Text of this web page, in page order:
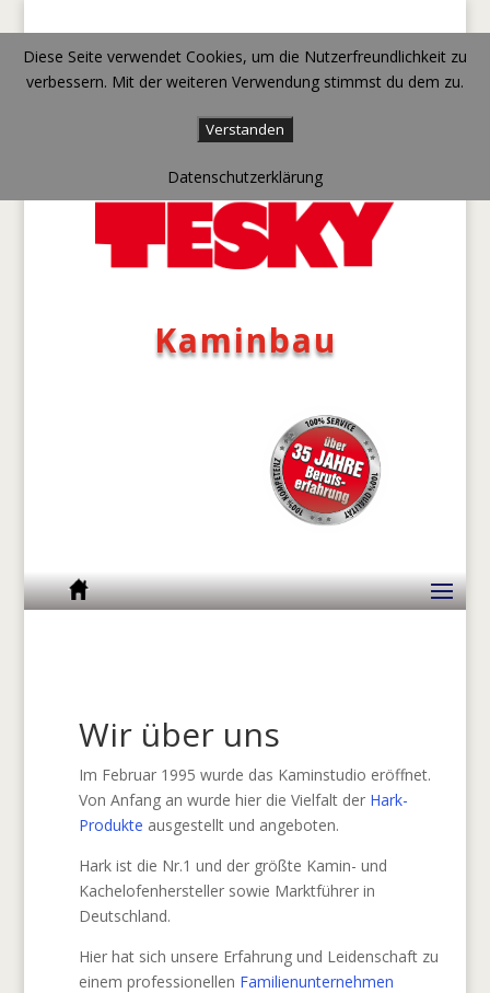
Kaminbau
Wir über uns
Im Februar 1995 wurde das Kaminstudio eröffnet.
Von Anfang an wurde hier die Vielfalt der Hark-
Produkte ausgestellt und angeboten.
Hark ist die Nr.1 und der größte Kamin- und
Kachelofenhersteller sowie Marktführer in
Deutschland.
Hier hat sich unsere Erfahrung und Leidenschaft zu
einem professionellen Familienunternehmen
Diese Seite verwendet Cookies, um die Nutzerfreundlichkeit zu
verbessern. Mit der weiteren Verwendung stimmst du dem zu.
Verstanden
Datenschutzerklärung